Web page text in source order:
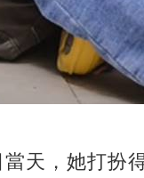
天，她打扮